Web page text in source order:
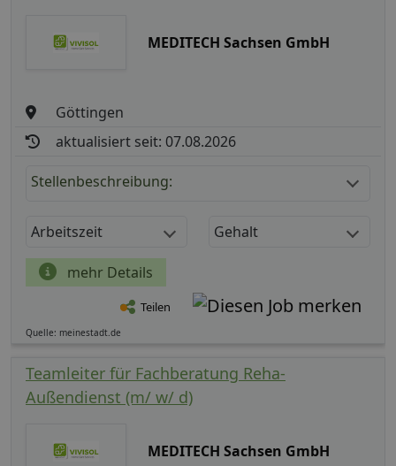
MEDITECH Sachsen GmbH
Göttingen
aktualisiert seit: 07.08.2026
Stellenbeschreibung:
Arbeitszeit Gehalt
mehr Details
Teilen
Quelle: meinestadt.de
Teamleiter für Fachberatung Reha-
Außendienst (m/ w/ d)
MEDITECH Sachsen GmbH